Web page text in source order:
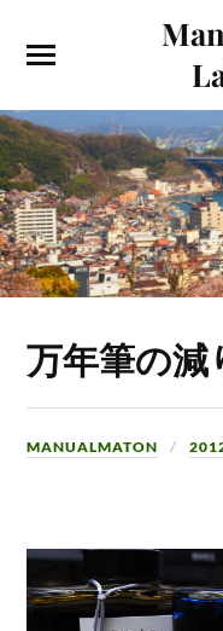
万年筆の減
MANUALMATON